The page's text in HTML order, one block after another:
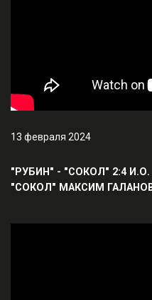
13 февраля 2024
"РУБИН" - "СОКОЛ" 2:4
"СОКОЛ" МАКСИМ